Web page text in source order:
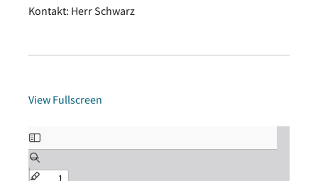
Kontakt: Herr Schwarz
View Fullscreen
Zum
PDF-
Inhalt